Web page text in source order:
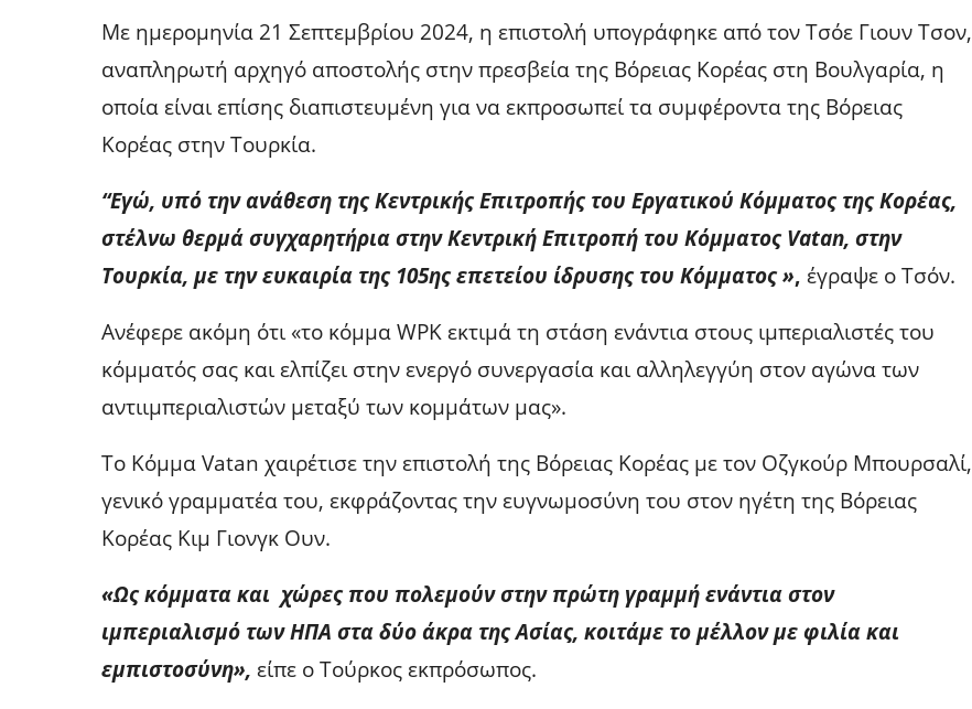
Με ημερομηνία 21 Σεπτεμβρίου 2024, η επιστολή υπογράφηκε από τον Τσόε Γιουν Τσον,
αναπληρωτή αρχηγό αποστολής στην πρεσβεία της Βόρειας Κορέας στη Βουλγαρία, η
οποία είναι επίσης διαπιστευμένη για να εκπροσωπεί τα συμφέροντα της Βόρειας
Κορέας στην Τουρκία.
“Εγώ, υπό την ανάθεση της Κεντρικής Επιτροπής του Εργατικού Κόμματος της Κορέας,
στέλνω θερμά συγχαρητήρια στην Κεντρική Επιτροπή του Κόμματος Vatan, στην
Τουρκία, με την ευκαιρία της 105ης επετείου ίδρυσης του Κόμματος », έγραψε ο Τσόν.
Ανέφερε ακόμη ότι «το κόμμα WPK εκτιμά τη στάση ενάντια στους ιμπεριαλιστές του
κόμματός σας και ελπίζει στην ενεργό συνεργασία και αλληλεγγύη στον αγώνα των
αντιιμπεριαλιστών μεταξύ των κομμάτων μας».
Το Κόμμα Vatan χαιρέτισε την επιστολή της Βόρειας Κορέας με τον Οζγκούρ Μπουρσαλί,
γενικό γραμματέα του, εκφράζοντας την ευγνωμοσύνη του στον ηγέτη της Βόρειας
Κορέας Κιμ Γιονγκ Ουν.
«Ως κόμματα και χώρες που πολεμούν στην πρώτη γραμμή ενάντια στον
ιμπεριαλισμό των ΗΠΑ στα δύο άκρα της Ασίας, κοιτάμε το μέλλον με φιλία και
εμπιστοσύνη», είπε ο Τούρκος εκπρόσωπος.